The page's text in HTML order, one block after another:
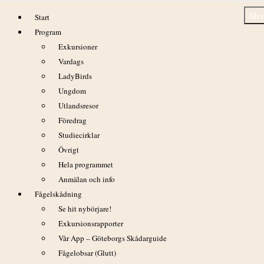
Start
Program
Exkursioner
Vardags
LadyBirds
Ungdom
Utlandsresor
Föredrag
Studiecirklar
Övrigt
Hela programmet
Anmälan och info
Fågelskådning
Se hit nybörjare!
Exkursionsrapporter
Vår App – Göteborgs Skådarguide
Fågelobsar (Glutt)
Öland 2–5/10 2014
Tjugo förväntansfulla fågelskådare träffades på